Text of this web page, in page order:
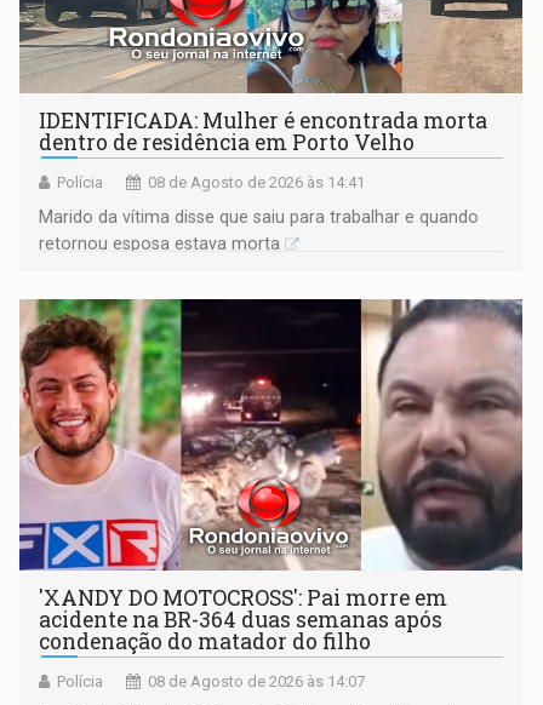
IDENTIFICADA: Mulher é encontrada morta
dentro de residência em Porto Velho
Polícia 08 de Agosto de 2026 às 14:41
Marido da vítima disse que saiu para trabalhar e quando
retornou esposa estava morta
'XANDY DO MOTOCROSS': Pai morre em
acidente na BR-364 duas semanas após
condenação do matador do filho
Polícia 08 de Agosto de 2026 às 14:07